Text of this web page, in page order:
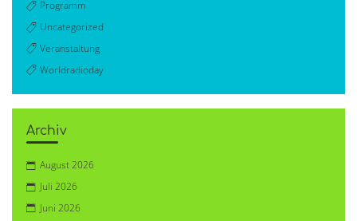
Programm
Uncategorized
Veranstaltung
Worldradioday
Archiv
August 2026
Juli 2026
Juni 2026